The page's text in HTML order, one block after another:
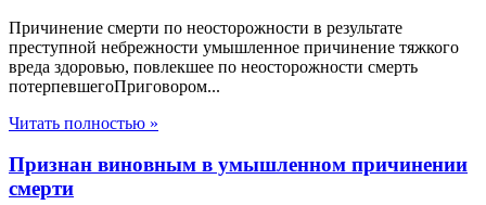
Причинение смерти по неосторожности в результате
преступной небрежности умышленное причинение тяжкого
вреда здоровью, повлекшее по неосторожности смерть
потерпевшегоПриговором...
Читать полностью »
Признан виновным в умышленном причинении
смерти